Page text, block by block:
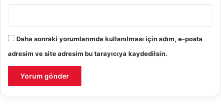
Daha sonraki yorumlarımda kullanılması için adım, e-posta
adresim ve site adresim bu tarayıcıya kaydedilsin.